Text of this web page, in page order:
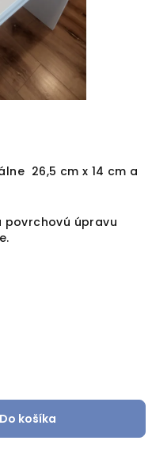
26,5 cm x 14 cm a
povrchovú úpravu
Do košíka